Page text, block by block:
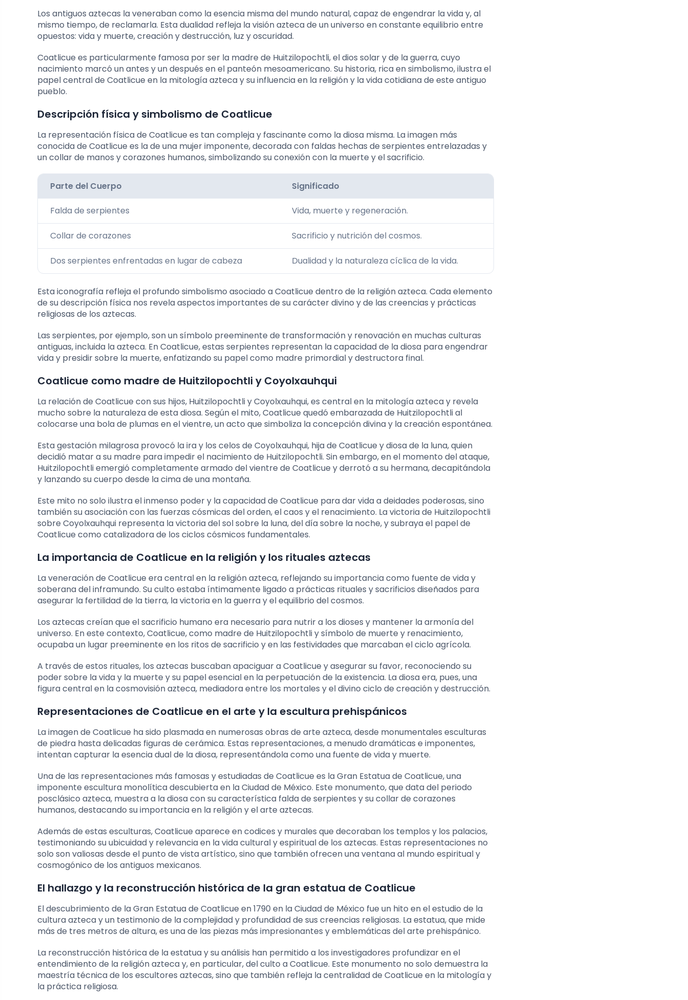
Los antiguos aztecas la veneraban como la esencia misma del mundo natural, capaz de engendrar la vida y, al
mismo tiempo, de reclamarla. Esta dualidad refleja la visión azteca de un universo en constante equilibrio entre
opuestos: vida y muerte, creación y destrucción, luz y oscuridad.
Coatlicue es particularmente famosa por ser la madre de Huitzilopochtli, el dios solar y de la guerra, cuyo
nacimiento marcó un antes y un después en el panteón mesoamericano. Su historia, rica en simbolismo, ilustra el
papel central de Coatlicue en la mitología azteca y su influencia en la religión y la vida cotidiana de este antiguo
pueblo.
Descripción física y simbolismo de Coatlicue
La representación física de Coatlicue es tan compleja y fascinante como la diosa misma. La imagen más
conocida de Coatlicue es la de una mujer imponente, decorada con faldas hechas de serpientes entrelazadas y
un collar de manos y corazones humanos, simbolizando su conexión con la muerte y el sacrificio.
Parte del Cuerpo Significado
Falda de serpientes Vida, muerte y regeneración.
Collar de corazones Sacrificio y nutrición del cosmos.
Dos serpientes enfrentadas en lugar de cabeza Dualidad y la naturaleza cíclica de la vida.
Esta iconografía refleja el profundo simbolismo asociado a Coatlicue dentro de la religión azteca. Cada elemento
de su descripción física nos revela aspectos importantes de su carácter divino y de las creencias y prácticas
religiosas de los aztecas.
Las serpientes, por ejemplo, son un símbolo preeminente de transformación y renovación en muchas culturas
antiguas, incluida la azteca. En Coatlicue, estas serpientes representan la capacidad de la diosa para engendrar
vida y presidir sobre la muerte, enfatizando su papel como madre primordial y destructora final.
Coatlicue como madre de Huitzilopochtli y Coyolxauhqui
La relación de Coatlicue con sus hijos, Huitzilopochtli y Coyolxauhqui, es central en la mitología azteca y revela
mucho sobre la naturaleza de esta diosa. Según el mito, Coatlicue quedó embarazada de Huitzilopochtli al
colocarse una bola de plumas en el vientre, un acto que simboliza la concepción divina y la creación espontánea.
Esta gestación milagrosa provocó la ira y los celos de Coyolxauhqui, hija de Coatlicue y diosa de la luna, quien
decidió matar a su madre para impedir el nacimiento de Huitzilopochtli. Sin embargo, en el momento del ataque,
Huitzilopochtli emergió completamente armado del vientre de Coatlicue y derrotó a su hermana, decapitándola
y lanzando su cuerpo desde la cima de una montaña.
Este mito no solo ilustra el inmenso poder y la capacidad de Coatlicue para dar vida a deidades poderosas, sino
también su asociación con las fuerzas cósmicas del orden, el caos y el renacimiento. La victoria de Huitzilopochtli
sobre Coyolxauhqui representa la victoria del sol sobre la luna, del día sobre la noche, y subraya el papel de
Coatlicue como catalizadora de los ciclos cósmicos fundamentales.
La importancia de Coatlicue en la religión y los rituales aztecas
La veneración de Coatlicue era central en la religión azteca, reflejando su importancia como fuente de vida y
soberana del inframundo. Su culto estaba íntimamente ligado a prácticas rituales y sacrificios diseñados para
asegurar la fertilidad de la tierra, la victoria en la guerra y el equilibrio del cosmos.
Los aztecas creían que el sacrificio humano era necesario para nutrir a los dioses y mantener la armonía del
universo. En este contexto, Coatlicue, como madre de Huitzilopochtli y símbolo de muerte y renacimiento,
ocupaba un lugar preeminente en los ritos de sacrificio y en las festividades que marcaban el ciclo agrícola.
A través de estos rituales, los aztecas buscaban apaciguar a Coatlicue y asegurar su favor, reconociendo su
poder sobre la vida y la muerte y su papel esencial en la perpetuación de la existencia. La diosa era, pues, una
figura central en la cosmovisión azteca, mediadora entre los mortales y el divino ciclo de creación y destrucción.
Representaciones de Coatlicue en el arte y la escultura prehispánicos
La imagen de Coatlicue ha sido plasmada en numerosas obras de arte azteca, desde monumentales esculturas
de piedra hasta delicadas figuras de cerámica. Estas representaciones, a menudo dramáticas e imponentes,
intentan capturar la esencia dual de la diosa, representándola como una fuente de vida y muerte.
Una de las representaciones más famosas y estudiadas de Coatlicue es la Gran Estatua de Coatlicue, una
imponente escultura monolítica descubierta en la Ciudad de México. Este monumento, que data del periodo
posclásico azteca, muestra a la diosa con su característica falda de serpientes y su collar de corazones
humanos, destacando su importancia en la religión y el arte aztecas.
Además de estas esculturas, Coatlicue aparece en codices y murales que decoraban los templos y los palacios,
testimoniando su ubicuidad y relevancia en la vida cultural y espiritual de los aztecas. Estas representaciones no
solo son valiosas desde el punto de vista artístico, sino que también ofrecen una ventana al mundo espiritual y
cosmogónico de los antiguos mexicanos.
El hallazgo y la reconstrucción histórica de la gran estatua de Coatlicue
El descubrimiento de la Gran Estatua de Coatlicue en 1790 en la Ciudad de México fue un hito en el estudio de la
cultura azteca y un testimonio de la complejidad y profundidad de sus creencias religiosas. La estatua, que mide
más de tres metros de altura, es una de las piezas más impresionantes y emblemáticas del arte prehispánico.
La reconstrucción histórica de la estatua y su análisis han permitido a los investigadores profundizar en el
entendimiento de la religión azteca y, en particular, del culto a Coatlicue. Este monumento no solo demuestra la
maestría técnica de los escultores aztecas, sino que también refleja la centralidad de Coatlicue en la mitología y
la práctica religiosa.